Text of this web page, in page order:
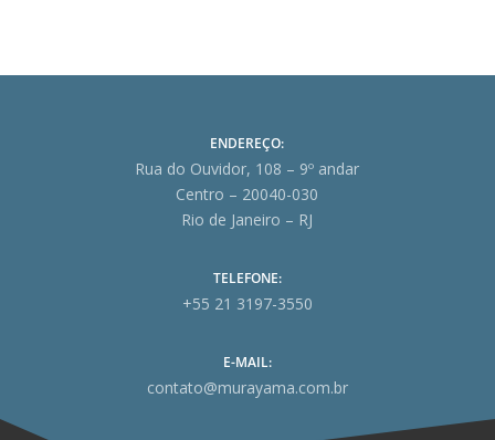
ENDEREÇO:
Rua do Ouvidor, 108 – 9º andar
Centro – 20040-030
Rio de Janeiro – RJ
TELEFONE:
+55 21 3197-3550
E-MAIL:
contato@murayama.com.br